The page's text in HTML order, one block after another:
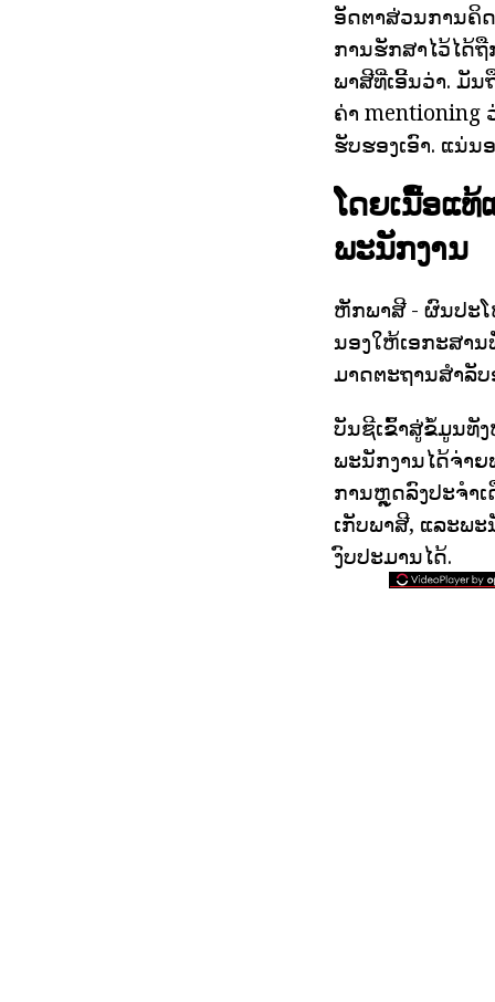
ອັດຕາສ່ວນການຄິ
ການຮັກສາໄວ້ໄດ້
ພາສີທີ່ເອີ້ນວ່າ. ມັ
ຄ່າ mentioning
ຮັບຮອງເອົາ. ແນ່
ໂດຍເນື້ອແ
ພະນັກງານ
ຫັກພາສີ - ຜົນປະ
ນອງໃຫ້ເອກະສາ
ມາດຕະຖານສໍາລັ
ບັນຊີເຂົ້າສູ່ຂໍ້ມູນທັ
ພະນັກງານໄດ້ຈ່າ
ການຫຼຸດລົງປະຈໍາ
ເກັບພາສີ, ແລະພ
ງົບປະມານໄດ້.